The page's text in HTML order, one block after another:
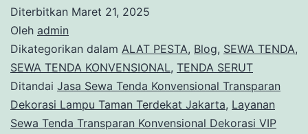
Diterbitkan Maret 21, 2025
Oleh admin
Dikategorikan dalam ALAT PESTA, Blog, SEWA TENDA,
SEWA TENDA KONVENSIONAL, TENDA SERUT
Ditandai Jasa Sewa Tenda Konvensional Transparan
Dekorasi Lampu Taman Terdekat Jakarta, Layanan
Sewa Tenda Transparan Konvensional Dekorasi VIP